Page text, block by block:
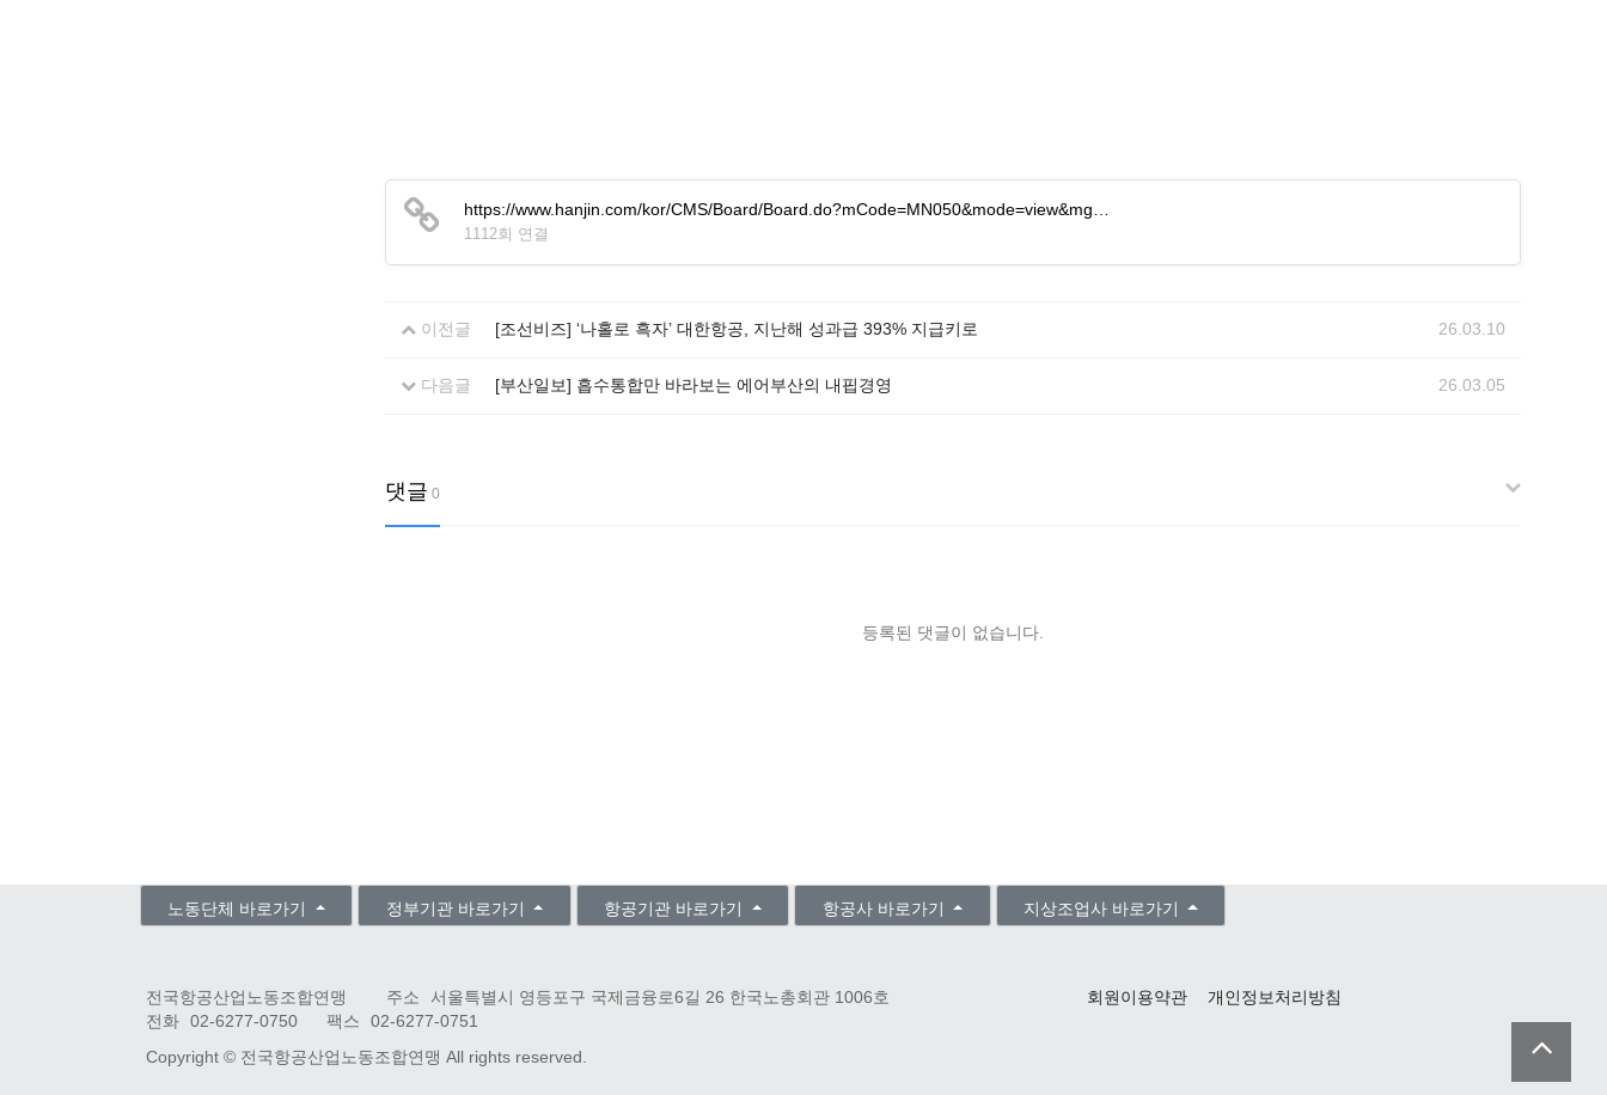
https://www.hanjin.com/kor/CMS/Board/Board.do?mCode=MN050&mode=view&mg…
1112회 연결
이전글 [조선비즈] ‘나홀로 흑자’ 대한항공, 지난해 성과급 393% 지급키로 26.03.10
다음글 [부산일보] 흡수통합만 바라보는 에어부산의 내핍경영 26.03.05
댓글 0
등록된 댓글이 없습니다.
노동단체 바로가기 정부기관 바로가기 항공기관 바로가기 항공사 바로가기 지상조업사 바로가기
회원이용약관 개인정보처리방침
전국항공산업노동조합연맹 주소
서울특별시 영등포구 국제금융로6길 26 한국노총회관 1006호
전화 02-6277-0750 팩스
02-6277-0751
Copyright © 전국항공산업노동조합연맹 All rights reserved.